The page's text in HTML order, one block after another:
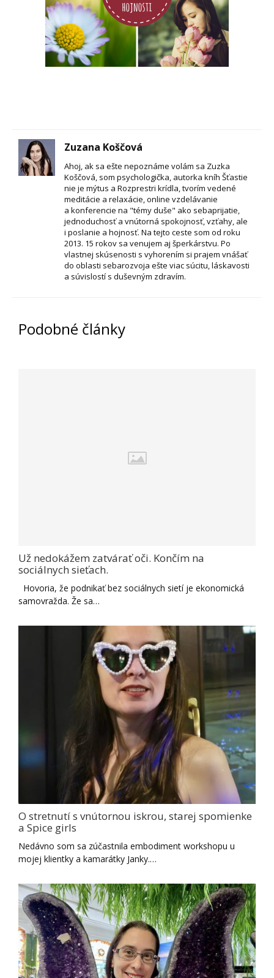
Zuzana Koščová
Ahoj, ak sa ešte nepoznáme volám sa Zuzka
Koščová, som psychologička, autorka kníh Šťastie
nie je mýtus a Rozprestri krídla, tvorím vedené
meditácie a relaxácie, online vzdelávanie
a konferencie na "témy duše" ako sebaprijatie,
jednoduchosť a vnútorná spokojnosť, vzťahy, ale
i poslanie a hojnosť. Na tejto ceste som od roku
2013. 15 rokov sa venujem aj šperkárstvu. Po
vlastnej skúsenosti s vyhorením si prajem vnášať
do oblasti sebarozvoja ešte viac súcitu, láskavosti
a súvislostí s duševným zdravím.
Podobné články
Už nedokážem zatvárať oči. Končím na
sociálnych sieťach.
Hovoria, že podnikať bez sociálnych sietí je ekonomická
samovražda. Že sa…
O stretnutí s vnútornou iskrou, starej spomienke
a Spice girls
Nedávno som sa zúčastnila embodiment workshopu u
mojej klientky a kamarátky Janky.…